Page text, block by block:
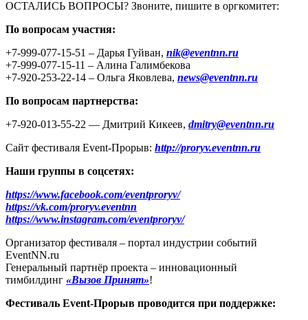
ОСТАЛИСЬ ВОПРОСЫ? Звоните, пишите в оргкомитет:
По вопросам участия:
+7-999-077-15-51 – Дарья Гуйван, nik@eventnn.ru
+7-999-077-15-11 – Алина Галимбекова
+7-920-253-22-14 – Ольга Яковлева, news@eventnn.ru
По вопросам партнерства:
+7-920-013-55-22 — Дмитрий Кикеев, dmitry@eventnn.ru
Сайт фестиваля Event-Прорыв: http://proryv.eventnn.ru
Наши группы в соцсетях:
https://www.facebook.com/eventproryv/
https://vk.com/proryv.eventnn
https://www.instagram.com/eventproryv/
Организатор фестиваля – портал индустрии событий
EventNN.ru
Генеральный партнёр проекта – инновационный
тимбилдинг «Вызов Принят»!
Фестиваль Event-Прорыв проводится при поддержке: